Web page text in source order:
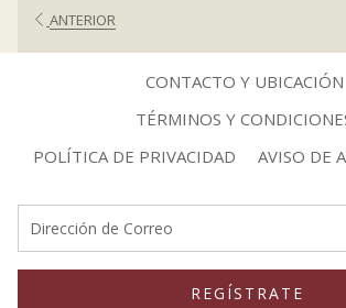
ANTERIOR
CONTACTO Y UBICACIÓN
TÉRMINOS Y
POLÍTICA DE PRIVACIDAD ABRE
NUEVA
AVISO DE
REGÍSTRATE